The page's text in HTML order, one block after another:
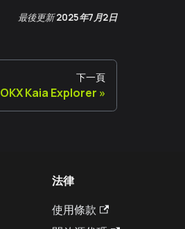
最後更新 2025年7月2日
下一頁
OKX Kaia Explorer
法律
使用條款